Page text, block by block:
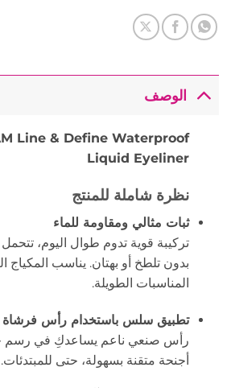
الوصف
Line & Define Waterproof
Liquid Eyeliner
نظرة شاملة للمنتج
ثبات مثالي ومقاومة للماء
تركيبة قوية تدوم طوال اليوم،
بدون تلطخ أو بهتان. يناسب المكياج
المناسبات الطويلة.
تطبيق سلس باستخدام رأس فرشاة
رأس صنعي ناعم يساعدكِ في رسم
أجنحة متقنة بسهولة، حتى للمبتدئات.